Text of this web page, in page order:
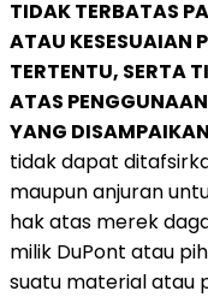
TIDAK TERBATAS
ATAU KESESUAIAN
TERTENTU, SERTA
ATAS
YANG
tidak dapat
maupun anjuran
hak atas merek
milik DuPont atau
suatu material atau